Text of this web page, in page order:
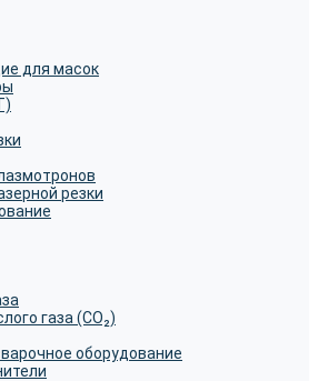
для масок
резки
газа (CO₂)
оборудование